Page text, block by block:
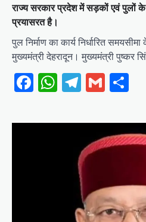
राज्य सरकार प्रदेश में सड़कों एवं पुलों
प्रयासरत है।
पुल निर्माण का कार्य निर्धारित
मुख्यमंत्री देहरादून। मुख्यमंत्री पुष्कर
Facebook
WhatsApp
Telegram
Gmail